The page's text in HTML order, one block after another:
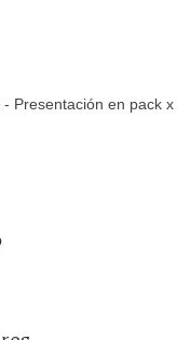
Presentación en pack